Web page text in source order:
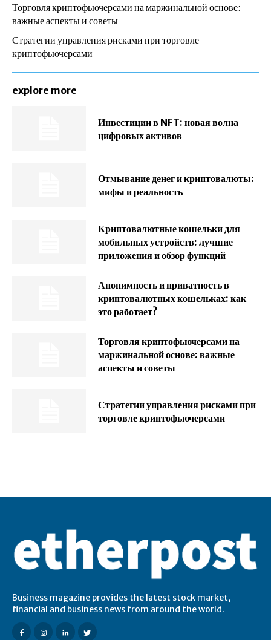
Торговля криптофьючерсами на маржинальной основе:
важные аспекты и советы
Стратегии управления рисками при торговле
криптофьючерсами
explore more
Инвестиции в NFT: новая волна
цифровых активов
Отмывание денег и криптовалюты:
мифы и реальность
Криптовалютные кошельки для
мобильных устройств: лучшие
приложения и обзор функций
Анонимность и приватность в
криптовалютных кошельках: как
это работает?
Торговля криптофьючерсами на
маржинальной основе: важные
аспекты и советы
Стратегии управления рисками при
торговле криптофьючерсами
Business magazine provides the latest stock market,
financial and business news from around the world.